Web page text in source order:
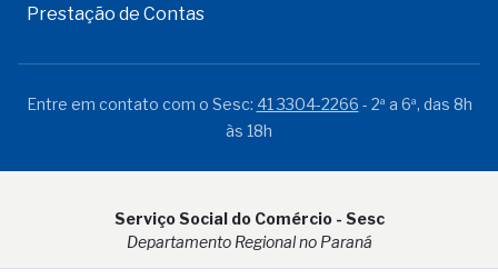
Prestação de Contas
Entre em contato com o Sesc: 41 3304-2266 - 2ª a 6ª, das 8h
às 18h
Serviço Social do Comércio - Sesc
Departamento Regional no Paraná
Rua Visconde do Rio Branco, 931 - CEP 80.410-001 - Curitiba -